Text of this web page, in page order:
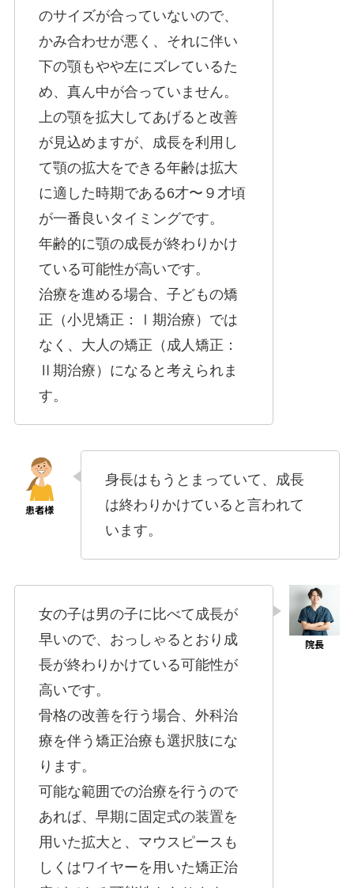
のサイズが合っていないので、
かみ合わせが悪く、それに伴い
下の顎もやや左にズレているた
め、真ん中が合っていません。
上の顎を拡大してあげると改善
が見込めますが、成長を利用し
て顎の拡大をできる年齢は拡大
に適した時期である6才〜９才頃
が一番良いタイミングです。
年齢的に顎の成長が終わりかけ
ている可能性が高いです。
治療を進める場合、子どもの矯
正（小児矯正：Ⅰ期治療）では
なく、大人の矯正（成人矯正：
Ⅱ期治療）になると考えられま
す。
身長はもうとまっていて、成長
は終わりかけていると言われて
います。
女の子は男の子に比べて成長が
早いので、おっしゃるとおり成
長が終わりかけている可能性が
高いです。
骨格の改善を行う場合、外科治
療を伴う矯正治療も選択肢にな
ります。
可能な範囲での治療を行うので
あれば、早期に固定式の装置を
用いた拡大と、マウスピースも
しくはワイヤーを用いた矯正治